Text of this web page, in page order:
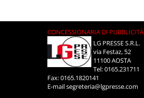
CONCESSIONARIA DI PUBBLICITÀ
LG PRESSE S.R.L.
via Festaz, 52
11100 AOSTA
Tel: 0165.231711
Fax: 0165.1820141
E-mailsegreteria@lgpresse.com